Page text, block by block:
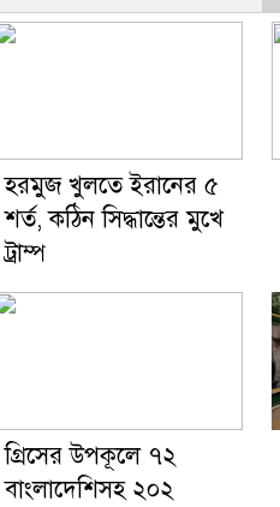
হরমুজ খুলতে ইরানের ৫
শর্ত, কঠিন সিদ্ধান্তের মুখে
ট্রাম্প
গ্রিসের উপকূলে ৭২
বাংলাদেশিসহ ২০২